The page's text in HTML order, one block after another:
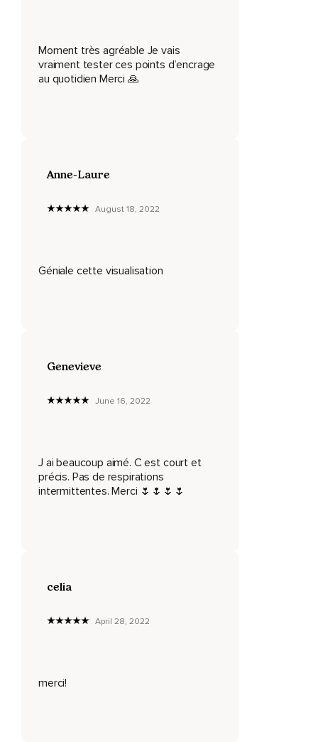
Avec liberté de choisir qui tu veux être,
De danser.
Le moment où tu choisis ce que tu veux devenir.
Tu te sens en sécurité,
Ta propre valeur.
Cette lumière qui te permet de briller,
Profite d'admirer cette lumière.
Maintenant,
Moment très agréable Je vais
vraiment tester ces points d’encrage
au quotidien Merci 🙏
Anne-Laure
August 18, 2022
Géniale cette visualisation
Genevieve
June 16, 2022
J ai beaucoup aimé. C est court et
précis. Pas de respirations
intermittentes. Merci 🌷🌷🌷🌷
celia
April 28, 2022
merci!